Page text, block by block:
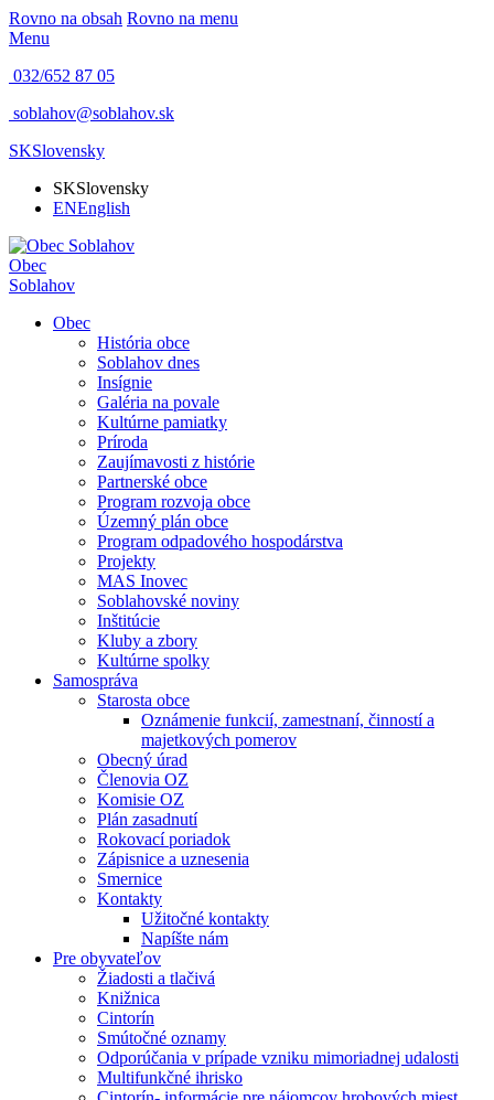
Rovno na obsah Rovno na menu
Menu
032/652 87 05
soblahov@soblahov.sk
SKSlovensky
SKSlovensky
ENEnglish
Obec
Soblahov
Obec
História obce
Soblahov dnes
Insígnie
Galéria na povale
Kultúrne pamiatky
Príroda
Zaujímavosti z histórie
Partnerské obce
Program rozvoja obce
Územný plán obce
Program odpadového hospodárstva
Projekty
MAS Inovec
Soblahovské noviny
Inštitúcie
Kluby a zbory
Kultúrne spolky
Samospráva
Starosta obce
Oznámenie funkcií, zamestnaní, činností a
majetkových pomerov
Obecný úrad
Členovia OZ
Komisie OZ
Plán zasadnutí
Rokovací poriadok
Zápisnice a uznesenia
Smernice
Kontakty
Užitočné kontakty
Napíšte nám
Pre obyvateľov
Žiadosti a tlačivá
Knižnica
Cintorín
Smútočné oznamy
Odporúčania v prípade vzniku mimoriadnej udalosti
Multifunkčné ihrisko